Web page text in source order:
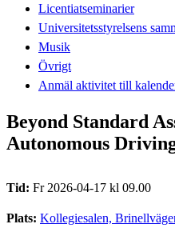
Licentiatseminarier
Universitetsstyrelsens
Musik
Övrigt
Anmäl aktivitet till
Beyond Standard
Autonomous
Tid: Fr 2026-04-17 kl 09.00
Plats: Kollegiesalen,